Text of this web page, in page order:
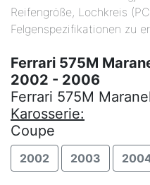
Reifengröße, Lochkreis
Felgenspezifikationen zu
Ferrari 575M
2002 - 2006
Ferrari 575M
Karosserie:
Coupe
2002 2003